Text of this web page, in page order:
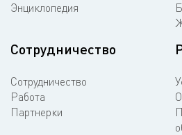
Энциклопедия
Сотрудничество
Сотрудничество
Работа
Партнерки